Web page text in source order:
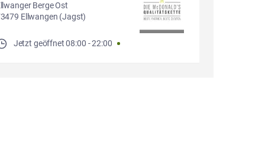
Berge Ost
Ellwangen (Jagst)
Jetzt geöffnet 08:00 -22:00